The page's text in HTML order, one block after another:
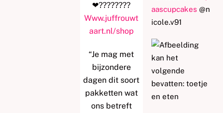
❤????????
Www.juffrouwt
aart.nl/shop
“Je mag met
bijzondere
dagen dit soort
pakketten wat
ons betreft
aascupcakes @n
icole.v91